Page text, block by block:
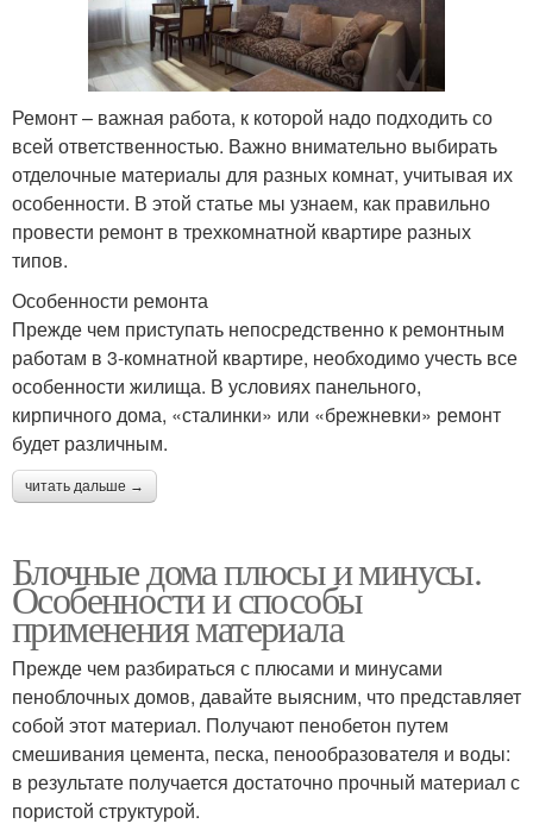
Ремонт – важная работа, к которой надо подходить со
всей ответственностью. Важно внимательно выбирать
отделочные материалы для разных комнат, учитывая их
особенности. В этой статье мы узнаем, как правильно
провести ремонт в трехкомнатной квартире разных
типов.
Особенности ремонта
Прежде чем приступать непосредственно к ремонтным
работам в 3-комнатной квартире, необходимо учесть все
особенности жилища. В условиях панельного,
кирпичного дома, «сталинки» или «брежневки» ремонт
будет различным.
читать дальше →
Блочные дома плюсы и минусы.
Особенности и способы
применения материала
Прежде чем разбираться с плюсами и минусами
пеноблочных домов, давайте выясним, что представляет
собой этот материал. Получают пенобетон путем
смешивания цемента, песка, пенообразователя и воды:
в результате получается достаточно прочный материал с
пористой структурой.